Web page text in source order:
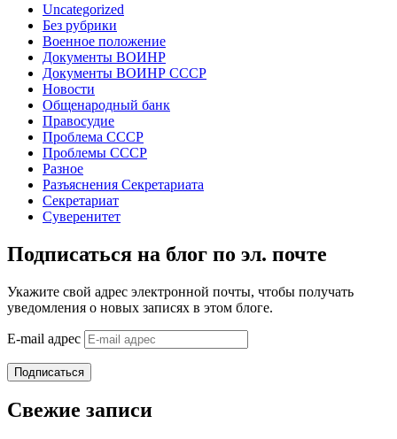
Uncategorized
Без рубрики
Военное положение
Документы ВОИНР
Документы ВОИНР СССР
Новости
Общенародный банк
Правосудие
Проблема СССР
Проблемы СССР
Разное
Разъяснения Секретариата
Секретариат
Суверенитет
Подписаться на блог по эл. почте
Укажите свой адрес электронной почты, чтобы получать
уведомления о новых записях в этом блоге.
E-mail адрес
Подписаться
Свежие записи